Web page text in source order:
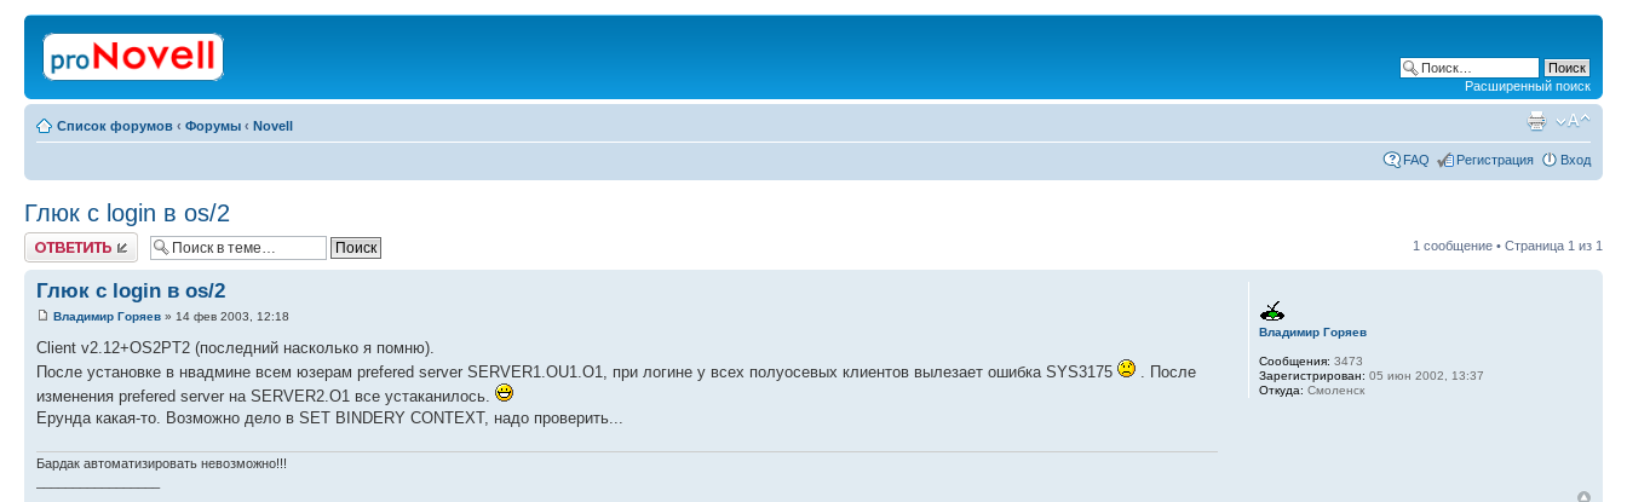
Расширенный поиск
Список форумов ‹ Форумы ‹ Novell
FAQ Регистрация Вход
Глюк с login в os/2
Ответить 1 сообщение • Страница 1 из 1
Глюк с login в os/2
Владимир Горяев » 14 фев 2003, 12:18
Client v2.12+OS2PT2 (последний насколько я помню).
После установке в нвадмине всем юзерам prefered server SERVER1.OU1.O1, при логине у всех полуосевых клиентов вылезает ошибка SYS3175
. После
изменения prefered server на SERVER2.O1 все устаканилось.
Ерунда какая-то. Возможно дело в SET BINDERY CONTEXT, надо проверить...
Бардак автоматизировать невозможно!!!
Владимир Горяев
Сообщения: 3473
Зарегистрирован: 05 июн 2002, 13:37
Откуда: Смоленск